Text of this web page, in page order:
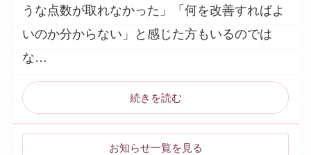
うな点数が取れなかった」「何を改善すればよ
いのか分からない」と感じた方もいるのでは
な…
続きを読む
お知らせ一覧を見る